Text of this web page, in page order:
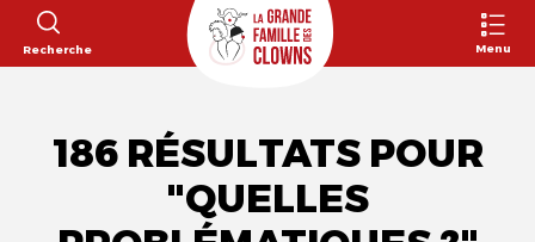
Recherche Menu
186 RÉSULTATS POUR
"QUELLES